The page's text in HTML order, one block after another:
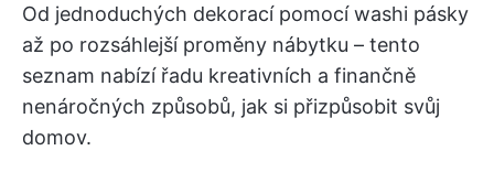
Od jednoduchých dekorací pomocí washi pásky
až po rozsáhlejší proměny nábytku – tento
seznam nabízí řadu kreativních a finančně
nenáročných způsobů, jak si přizpůsobit svůj
domov.